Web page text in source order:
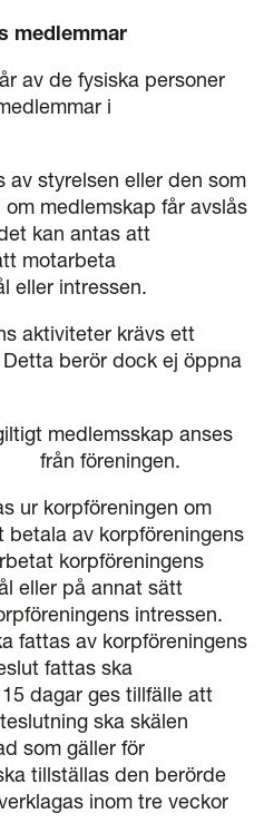
medlemmar
av de fysiska personer
i
av styrelsen eller den som
medlemskap får avslås
kan antas att
motarbeta
eller intressen.
aktiviteter krävs ett
berör dock ej öppna
medlemsskap anses
från föreningen.
ur korpföreningen om
av korpföreningens
korpföreningens
eller på annat sätt
intressen.
fattas av korpföreningens
fattas ska
dagar ges tillfälle att
ska skälen
som gäller för
tillställas den berörde
inom tre veckor